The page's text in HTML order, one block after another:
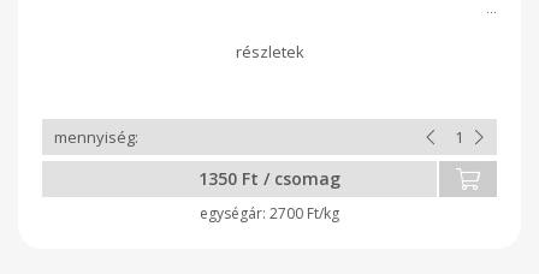
1350 Ft / csomag
2700 Ft/kg